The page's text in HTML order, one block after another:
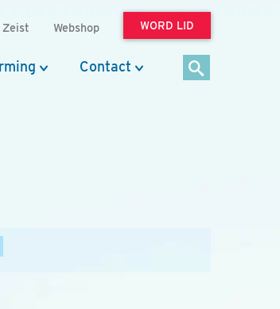
Zeist Webshop WORD LID
Contact